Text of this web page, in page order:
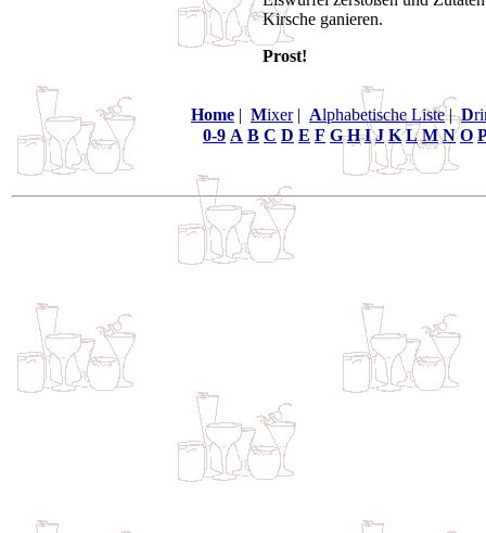
Kirsche ganieren.
Prost!
Home | Mixer| Alphabetische Liste|D
0-9 A B C D E F G H I J K L M N O